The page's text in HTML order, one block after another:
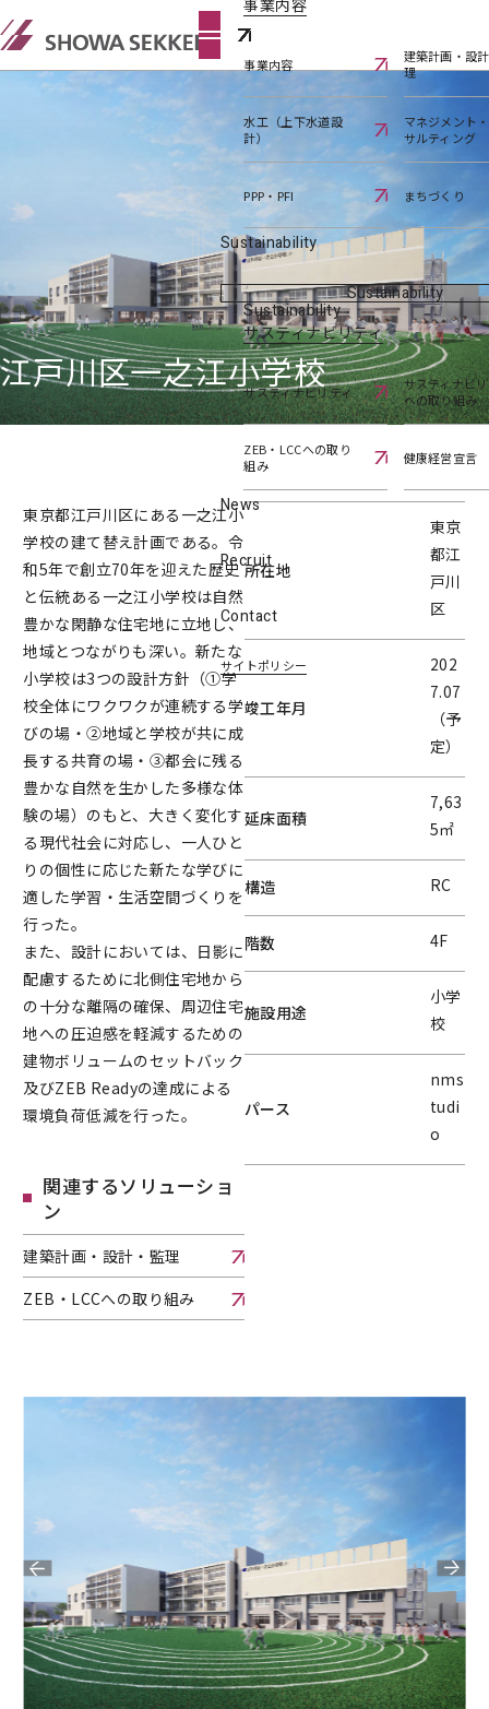
事業内容
事業内容
建築計画・設
理
水工（上下水道設
計）
マネジメント
サルティング
PPP・PFI まちづくり
Sustainability
Sustainability
Sustainability
サスティナビリティ
サスティナビリティ
サスティナビ
への取り組み
ZEB・LCCへの取り
組み
健康経営宣言
News
Recruit
Contact
サイトポリシー
江戸川区一之江小学校
関連するソリューショ
ン
建築計画・設計・監理
建築計画・設計・監理へページ遷移します。
ZEB・LCCへの取り組み
東京都江戸川区にある一之江小
学校の建て替え計画である。令
和5年で創立70年を迎えた歴史
と伝統ある一之江小学校は自然
豊かな閑静な住宅地に立地し、
地域とつながりも深い。新たな
小学校は3つの設計方針（①学
校全体にワクワクが連続する学
びの場・②地域と学校が共に成
長する共育の場・③都会に残る
豊かな自然を生かした多様な体
験の場）のもと、大きく変化す
る現代社会に対応し、一人ひと
りの個性に応じた新たな学びに
適した学習・生活空間づくりを
行った。
また、設計においては、日影に
配慮するために北側住宅地から
の十分な離隔の確保、周辺住宅
地への圧迫感を軽減するための
建物ボリュームのセットバック
及びZEB Readyの達成による
環境負荷低減を行った。
所在地
東京
都江
戸川
区
竣工年月
202
7.07
（予
定）
延床面積
7,63
5㎡
構造 RC
階数 4F
施設用途
小学
校
パース
nms
tudi
o